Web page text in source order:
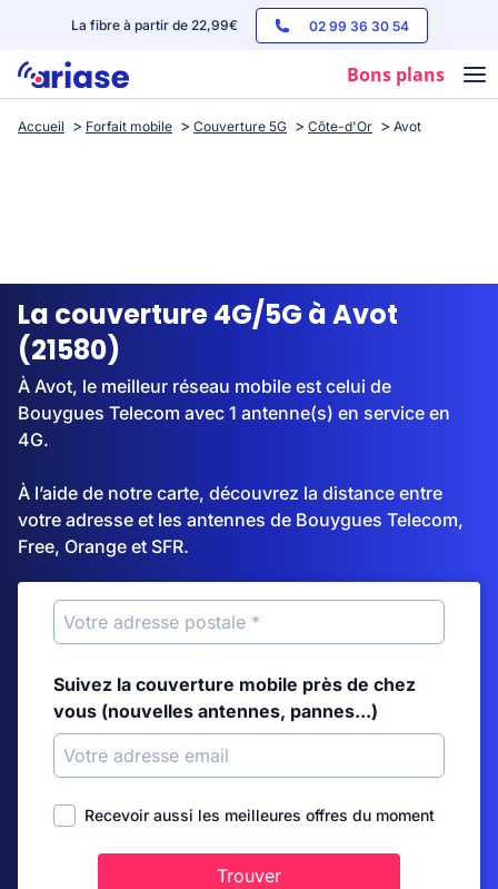
La fibre à partir de 22,99€ 02 99 36 30 54
Bons plans
Box internet
Streaming
Accueil Forfait mobile Couverture 5G Côte-d'Or Avot
La couverture 4G/5G à Avot
(21580)
À Avot, le meilleur réseau mobile est celui de
Bouygues Telecom avec 1 antenne(s) en service en
4G.
À l’aide de notre carte, découvrez la distance entre
votre adresse et les antennes de Bouygues Telecom,
Free, Orange et SFR.
Suivez la couverture mobile près de chez
vous (nouvelles antennes, pannes...)
Recevoir aussi les meilleures offres du moment
Trouver